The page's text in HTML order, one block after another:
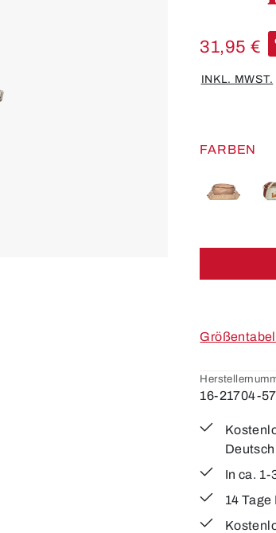
31,95 €
INKL. MWST.
FARBEN
16-21704-57
In ca. 1-
14